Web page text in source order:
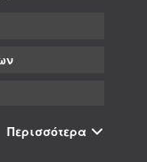
Περισσότερα